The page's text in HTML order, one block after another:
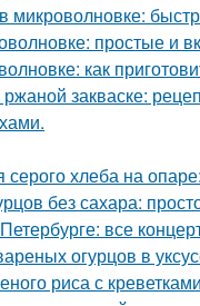
микроволновке:
простые и
как
закваске:
серого хлеба на
без сахара:
все
огурцов в
риса с